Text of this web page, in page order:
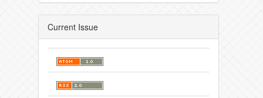
Current Issue